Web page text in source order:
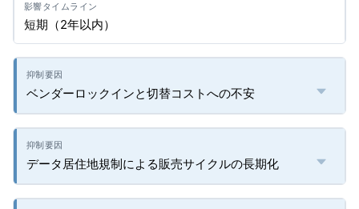
短期（2年以内）
ベンダーロックインと切替コストへの不安
データ居住地規制による販売サイクルの長期化